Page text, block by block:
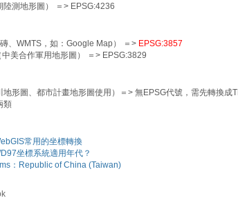
測地形圖） ＝> EPSG:4236
、WMTS，如：Google Map） ＝> EPSG:3857
美合作軍用地形圖） ＝> EPSG:3829
形圖、都市計畫地形圖使用）＝> 無EPSG代號，需先轉換成
類
常用的坐標轉換
坐標系統適用年代？
：Republic of China (Taiwan)